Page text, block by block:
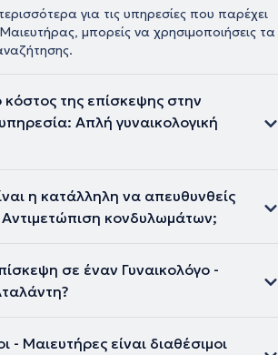
για τις υπηρεσίες που παρέχει
μπορείς να χρησιμοποιήσεις τα
κόστος της επίσκεψης στην
Απλή γυναικολογική
η κατάλληλη να απευθυνθείς
κονδυλωμάτων;
σε έναν Γυναικολόγο -
- Μαιευτήρες είναι διαθέσιμοι